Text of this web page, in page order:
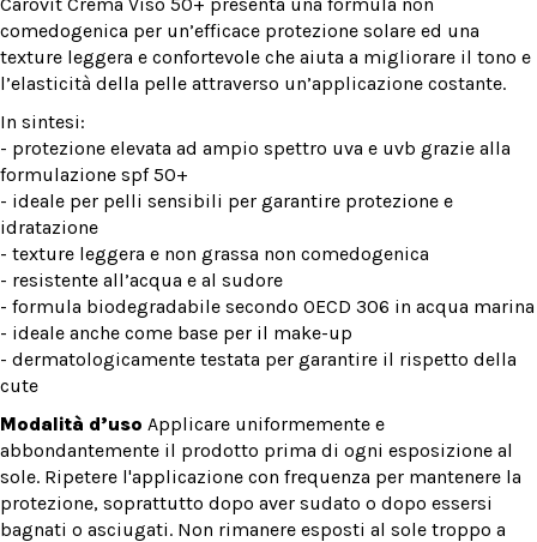
comedogenica per un’efficace protezione solare ed una
texture leggera e confortevole che aiuta a migliorare il tono e
l’elasticità della pelle attraverso un’applicazione costante.
In sintesi:
- protezione elevata ad ampio spettro uva e uvb grazie alla
formulazione spf 50+
- ideale per pelli sensibili per garantire protezione e
idratazione
- texture leggera e non grassa non comedogenica
- resistente all’acqua e al sudore
- formula biodegradabile secondo OECD 306 in acqua marina
- ideale anche come base per il make-up
- dermatologicamente testata per garantire il rispetto della
cute
Modalità d’uso Applicare uniformemente e
abbondantemente il prodotto prima di ogni esposizione al
sole. Ripetere l'applicazione con frequenza per mantenere la
protezione, soprattutto dopo aver sudato o dopo essersi
bagnati o asciugati. Non rimanere esposti al sole troppo a